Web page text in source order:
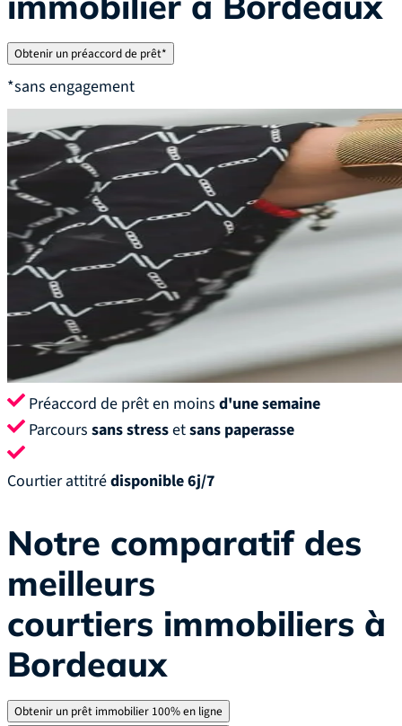
Obtenir un préaccord de prêt*
*sans engagement
Préaccord de prêt en moins d'une semaine
Parcours sans stressetsans paperasse
Courtier attitrédisponible 6j/7
Notre comparatif des
meilleurs
courtiers immobiliers à
Bordeaux
Obtenir un prêt immobilier 100% en ligne